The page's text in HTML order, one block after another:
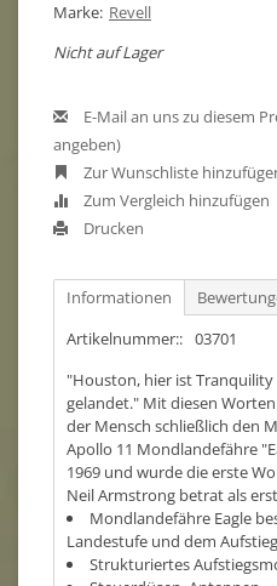
Marke: Revell
Nicht auf Lager
E-Mail an uns zu diesem
angeben)
Zur Wunschliste
Zum Vergleich hinzufügen
Drucken
Informationen
Artikelnummer:: 03701
"Houston, hier ist Tranquility
gelandet." Mit diesen
der Mensch schließlich den
Apollo 11 Mondlandefähre
1969 und wurde die erste
Neil Armstrong betrat als
Mondlandefähre Eagle
Landestufe und dem
Strukturiertes